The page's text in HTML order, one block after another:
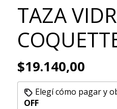
TAZA
$19.140,00
Elegí cómo pagar y
OFF